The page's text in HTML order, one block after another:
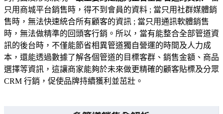
只用商城平台銷售時，得不到會員的資料 ; 當只用社群媒體銷
售時，無法快速統合所有顧客的資訊 ; 當只用通訊軟體銷售
時，無法做精準的回頭客行銷。所以，當有能整合全部管道資
訊的後台時，不僅能節省相異管道獨自營運的時間及人力成
本，還能透過數據了解各個管道的目標客群、銷售金額、商品
選擇等資訊，這讓商家能夠於未來做更精確的顧客貼標及分眾
CRM 行銷，促使品牌持續獲利並茁壯。